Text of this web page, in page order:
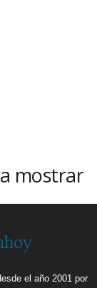
mostrar
el año 2001 por